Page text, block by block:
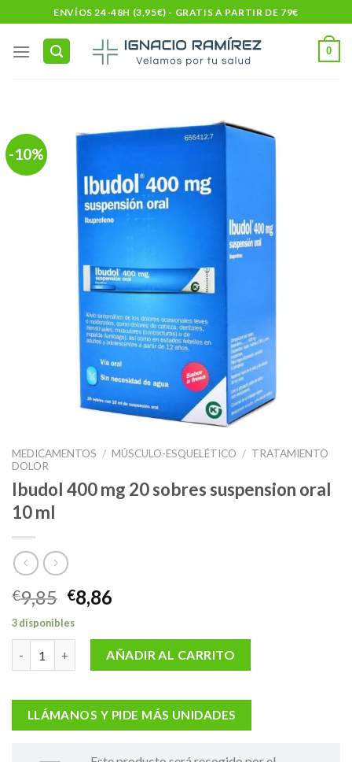
to
content
ENVÍOS 24-48H (3,95€) - GRATIS A PARTIR DE 79€
0
-10%
MEDICAMENTOS / MÚSCULO-ESQUELÉTICO / TRATAMIENTO
DOLOR
Ibudol 400 mg 20 sobres suspension oral
10 ml
€9,85 El
precio
original
era:
€9,85.
€8,86
actual
es:
€8,86.
3 disponibles
Ibudol 400 mg 20 sobres suspension oral 10 ml cantidad
AÑADIR AL CARRITO
LLÁMANOS Y PIDE MÁS UNIDADES